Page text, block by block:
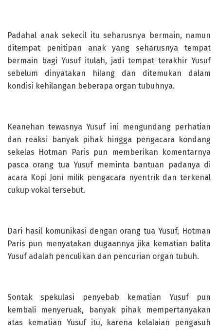
Padahal anak sekecil itu seharusnya bermain, namun
ditempat penitipan anak yang seharusnya tempat
bermain bagi Yusuf itulah, jadi tempat terakhir Yusuf
sebelum dinyatakan hilang dan ditemukan dalam
kondisi kehilangan beberapa organ tubuhnya.
Keanehan tewasnya Yusuf ini mengundang perhatian
dan reaksi banyak pihak hingga pengacara kondang
sekelas Hotman Paris pun memberikan komentarnya
pasca orang tua Yusuf meminta bantuan padanya di
acara Kopi Joni milik pengacara nyentrik dan terkenal
cukup vokal tersebut.
Dari hasil komunikasi dengan orang tua Yusuf, Hotman
Paris pun menyatakan dugaannya jika kematian balita
Yusuf adalah penculikan dan pencurian organ tubuh.
Sontak spekulasi penyebab kematian Yusuf pun
kembali menyeruak, banyak pihak mempertanyakan
atas kematian Yusuf itu, karena kelalaian pengasuh